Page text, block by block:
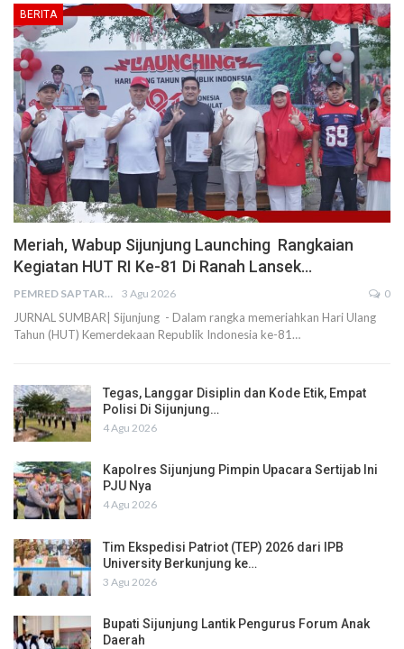
BERITA
Meriah, Wabup Sijunjung Launching Rangkaian
Kegiatan HUT RI Ke-81 Di Ranah Lansek…
PEMRED SAPTARIUS 3 Agu 2026 0
JURNAL SUMBAR| Sijunjung - Dalam rangka memeriahkan Hari Ulang
Tahun (HUT) Kemerdekaan Republik Indonesia ke-81…
Tegas, Langgar Disiplin dan Kode Etik, Empat
Polisi Di Sijunjung…
4 Agu 2026
Kapolres Sijunjung Pimpin Upacara Sertijab Ini
PJU Nya
4 Agu 2026
Tim Ekspedisi Patriot (TEP) 2026 dari IPB
University Berkunjung ke…
3 Agu 2026
Bupati Sijunjung Lantik Pengurus Forum Anak
Daerah